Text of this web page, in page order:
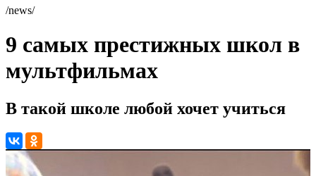
/news/
9 самых престижных школ в
мультфильмах
В такой школе любой хочет учиться